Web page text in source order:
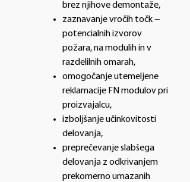
brez njihove demontaže,
zaznavanje vročih točk −
potencialnih izvorov
požara, na modulih in v
razdelilnih omarah,
omogočanje utemeljene
reklamacije FN modulov pri
proizvajalcu,
izboljšanje učinkovitosti
delovanja,
preprečevanje slabšega
delovanja z odkrivanjem
prekomerno umazanih